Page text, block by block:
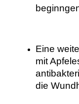
Eine
mit
die